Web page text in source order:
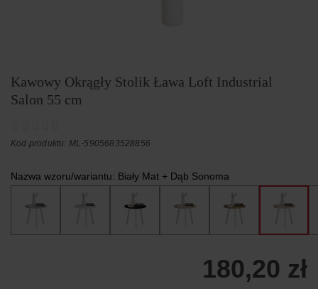
Kawowy Okrągły Stolik Ława Loft Industrial
Salon 55 cm
Kod produktu: ML-5905683528856
Nazwa wzoru/wariantu: Biały Mat + Dąb Sonoma
180,20 zł